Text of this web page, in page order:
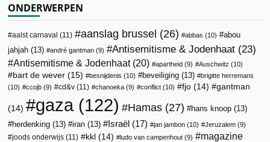
ONDERWERPEN
aalst carnaval (11) aanslag brussel (26) abbas (10)
abou
jahjah (13) andré gantman (9) Antisemitisme & Jodenhaat (23)
Antisemitisme & Jodenhaat(20) apartheid (9) Auschwitz (10)
bart de wever (15) besnijdenis (10) beveiliging (13)
brigitte herremans
(10)
ccojb (9) cd&v (11) chanoeka (9) conflict (10) fjo (14) gantman
(14) gaza (122) Hamas (27) hans knoop (13)
herdenking (13) iran (13) Israël (17) jan jambon (10) Jeruzalem (9)
joods onderwijs (11) kkl (14) ludo van campenhout (9)
magazine